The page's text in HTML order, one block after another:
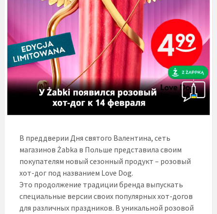
В преддверии Дня святого Валентина, сеть
магазинов Żabka в Польше представила своим
покупателям новый сезонный продукт – розовый
хот-дог под названием Love Dog.
Это продолжение традиции бренда выпускать
специальные версии своих популярных хот-догов
для различных праздников. В уникальной розовой